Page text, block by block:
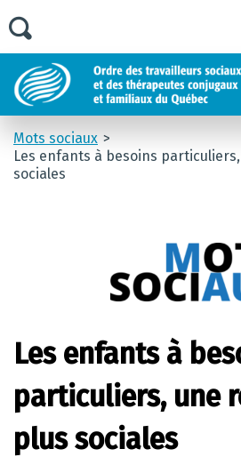
Mots sociaux
Les enfants à besoins
sociales
Les enfants à
particuliers, une
plus sociales